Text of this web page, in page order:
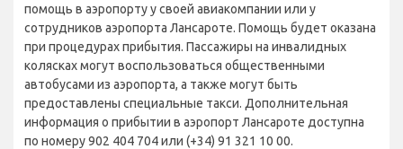
помощь в аэропорту у своей авиакомпании или у
сотрудников аэропорта Лансароте. Помощь будет оказана
при процедурах прибытия. Пассажиры на инвалидных
колясках могут воспользоваться общественными
автобусами из аэропорта, а также могут быть
предоставлены специальные такси. Дополнительная
информация о прибытии в аэропорт Лансароте доступна
по номеру 902 404 704 или (+34) 91 321 10 00.